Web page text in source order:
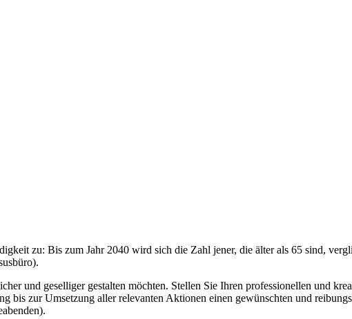
zu: Bis zum Jahr 2040 wird sich die Zahl jener, die älter als 65 sind,
und geselliger gestalten möchten. Stellen Sie Ihren professionellen und
bis zur Umsetzung aller relevanten Aktionen einen gewünschten und